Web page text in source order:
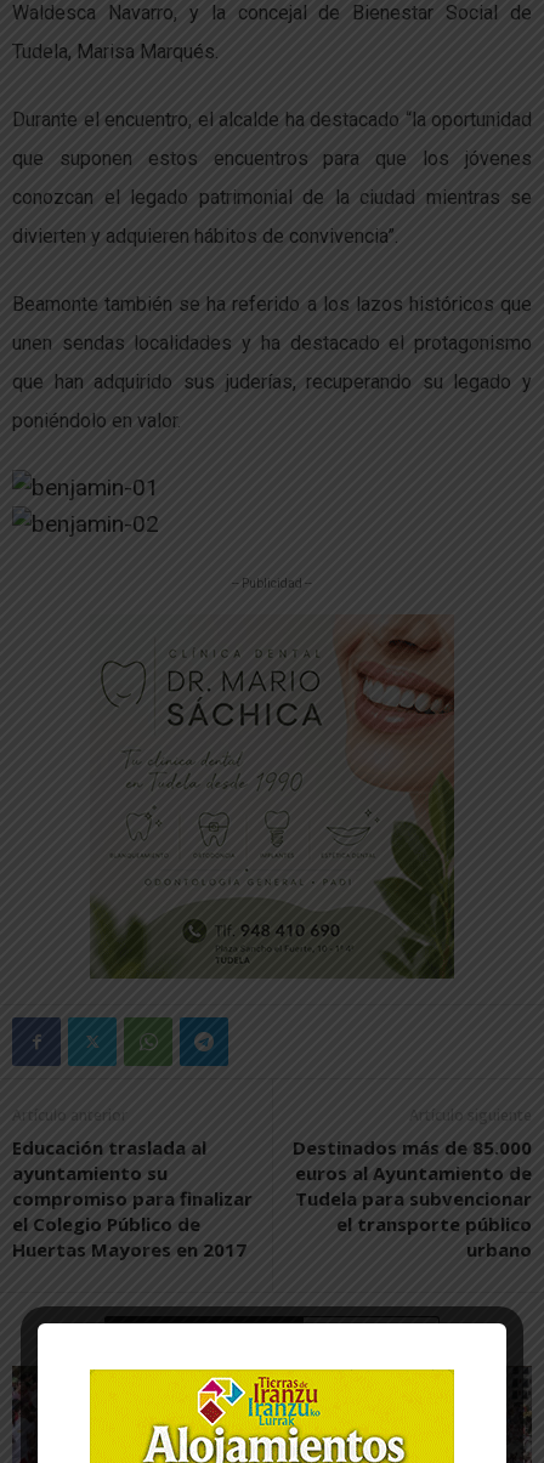
Waldesca Navarro, y la concejal de Bienestar Social de
Tudela, Marisa Marqués.
Durante el encuentro, el alcalde ha destacado “la oportunidad
que suponen estos encuentros para que los jóvenes
conozcan el legado patrimonial de la ciudad mientras se
divierten y adquieren hábitos de convivencia”.
Beamonte también se ha referido a los lazos históricos que
unen sendas localidades y ha destacado el protagonismo
que han adquirido sus juderías, recuperando su legado y
poniéndolo en valor.
-- Publicidad --
Artículo anterior
Educación traslada al
ayuntamiento su
compromiso para finalizar
el Colegio Público de
Huertas Mayores en 2017
Artículo siguiente
Destinados más de 85.000
euros al Ayuntamiento de
Tudela para subvencionar
el transporte público
urbano
Artículos relacionados Más del autor